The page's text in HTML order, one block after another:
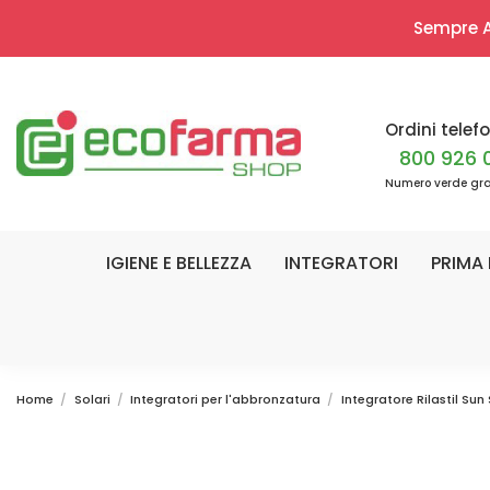
Sempre
Ordini
800 926
Numero verde
IGIENE E BELLEZZA INTEGRATORI PRIMA
Home Solari Integratori per l'abbronzatura Integratore Rilastil